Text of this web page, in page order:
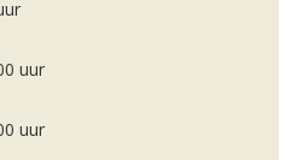
uur
uur